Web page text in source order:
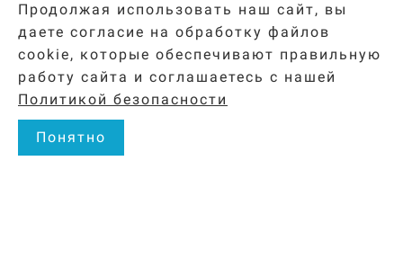
Продолжая использовать наш сайт, вы
даете согласие на обработку файлов
cookie, которые обеспечивают правильную
работу сайта и соглашаетесь с нашей
Политикой безопасности
Понятно